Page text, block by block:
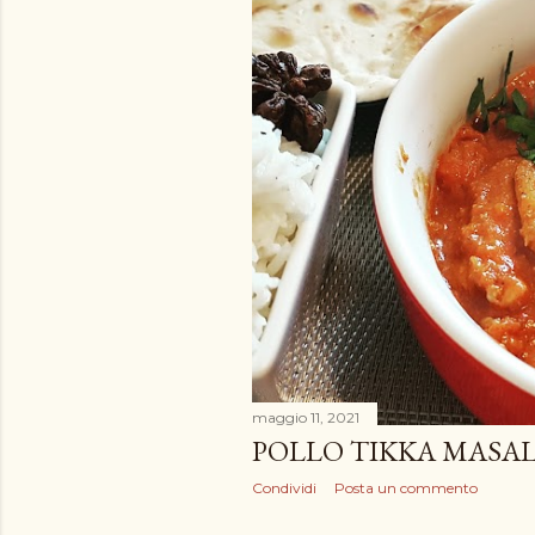
maggio 11, 2021
POLLO TIKKA
Condividi Posta un commento